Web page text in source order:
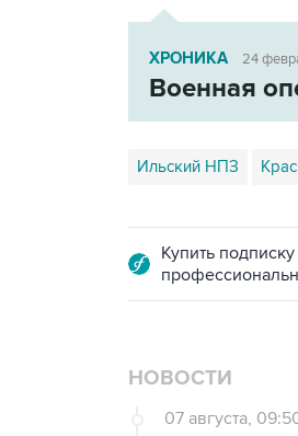
ХРОНИКА 24
Военная
Ильский НПЗ
Купить
НОВОСТИ
07 августа,